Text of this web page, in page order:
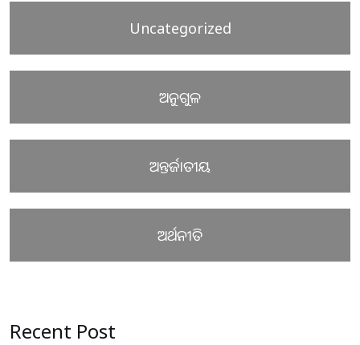
Uncategorized
ଅନୁଗୁଳ
ଅନ୍ତର୍ଜାତୀୟ
ଅର୍ଥନୀତି
Recent Post